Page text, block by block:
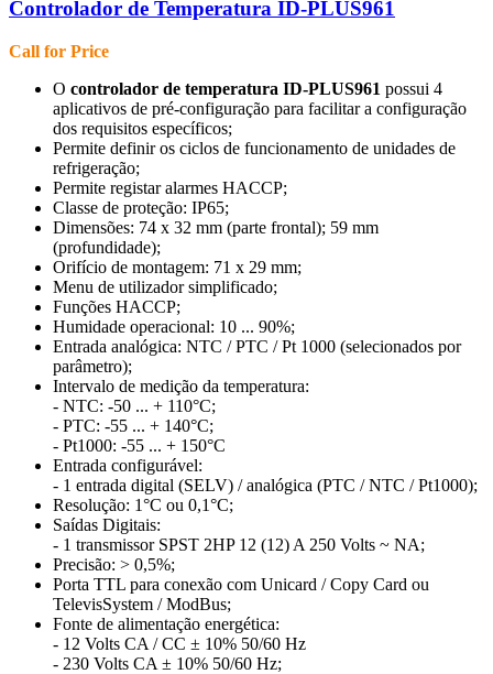
The
options
may
be
chosen
on
the
product
page
Controlador de Temperatura ID-PLUS961
Call for Price
O controlador de temperatura ID-PLUS961 possui 4
aplicativos de pré-configuração para facilitar a configuração
dos requisitos específicos;
Permite definir os ciclos de funcionamento de unidades de
refrigeração;
Permite registar alarmes HACCP;
Classe de proteção: IP65;
Dimensões: 74 x 32 mm (parte frontal); 59 mm
(profundidade);
Orifício de montagem: 71 x 29 mm;
Menu de utilizador simplificado;
Funções HACCP;
Humidade operacional: 10 ... 90%;
Entrada analógica: NTC / PTC / Pt 1000 (selecionados por
parâmetro);
Intervalo de medição da temperatura:
- NTC: -50 ... + 110°C;
- PTC: -55 ... + 140°C;
- Pt1000: -55 ... + 150°C
Entrada configurável:
- 1 entrada digital (SELV) / analógica (PTC / NTC / Pt1000);
Resolução: 1°C ou 0,1°C;
Saídas Digitais:
- 1 transmissor SPST 2HP 12 (12) A 250 Volts ~ NA;
Precisão: > 0,5%;
Porta TTL para conexão com Unicard / Copy Card ou
TelevisSystem / ModBus;
Fonte de alimentação energética:
- 12 Volts CA / CC ± 10% 50/60 Hz
- 230 Volts CA ± 10% 50/60 Hz;